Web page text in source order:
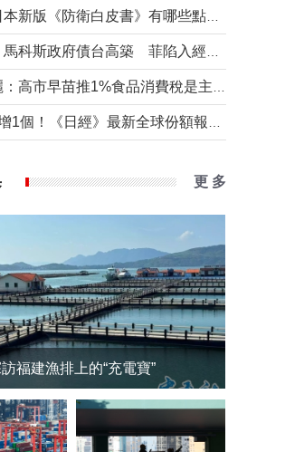
更 多
福建漁排上的“充電寶”